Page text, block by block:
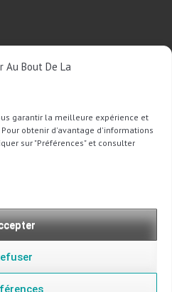
Au Bout De La
garantir la meilleure expérience et
obtenir d'avantage d'informations
sur "Préférences" et consulter
to @Sophie_ABDLR